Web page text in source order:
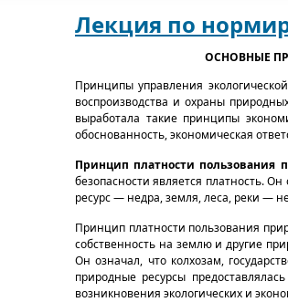
Лекция по
ОСНОВНЫЕ
Принципы управления
воспроизводства и охраны
выработала такие принципы
обоснованность, экономическая
Принцип платности пользования
безопасности является платность.
ресурс — недра, земля, леса, реки —
Принцип платности пользования
собственность на землю и другие
Он означал, что колхозам,
природные ресурсы
возникновения экологических и